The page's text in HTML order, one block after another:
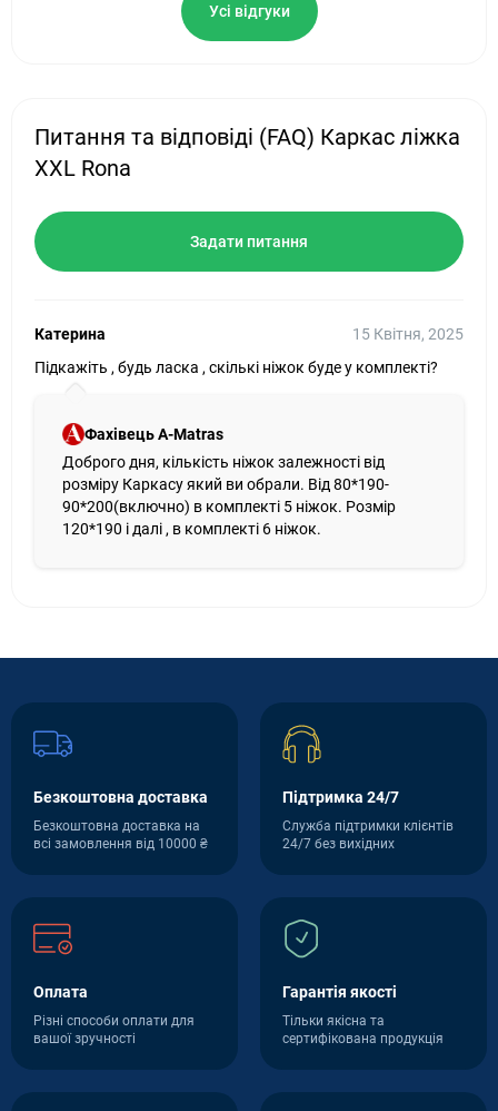
Усі відгуки
Питання та відповіді (FAQ) Каркас ліжка
XXL Rona
Задати питання
Катерина
15 Квітня, 2025
Підкажіть , будь ласка , скількі ніжок буде у комплекті?
Фахівець A-Matras
Доброго дня, кількість ніжок залежності від
розміру Каркасу який ви обрали. Від 80*190-
90*200(включно) в комплекті 5 ніжок. Розмір
120*190 і далі , в комплекті 6 ніжок.
Безкоштовна доставка
Безкоштовна доставка на
всі замовлення від 10000 ₴
Підтримка 24/7
Служба підтримки клієнтів
24/7 без вихідних
Оплата
Різні способи оплати для
вашої зручності
Гарантія якості
Тільки якісна та
сертифікована продукція